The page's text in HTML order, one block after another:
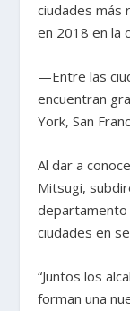
ciudades más
en 2018 en la
—Entre las
encuentran
York, San
Al dar a
Mitsugi,
ciudades en
“Juntos los
forman una